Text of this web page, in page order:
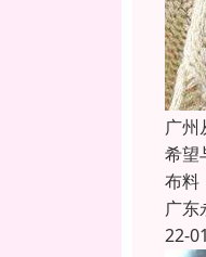
广州
希望
布料
广东
22-